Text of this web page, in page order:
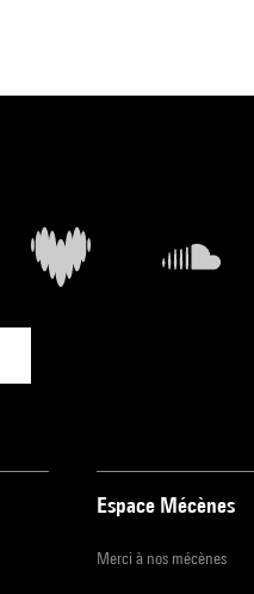
Espace Mécènes
Merci à nos mécènes